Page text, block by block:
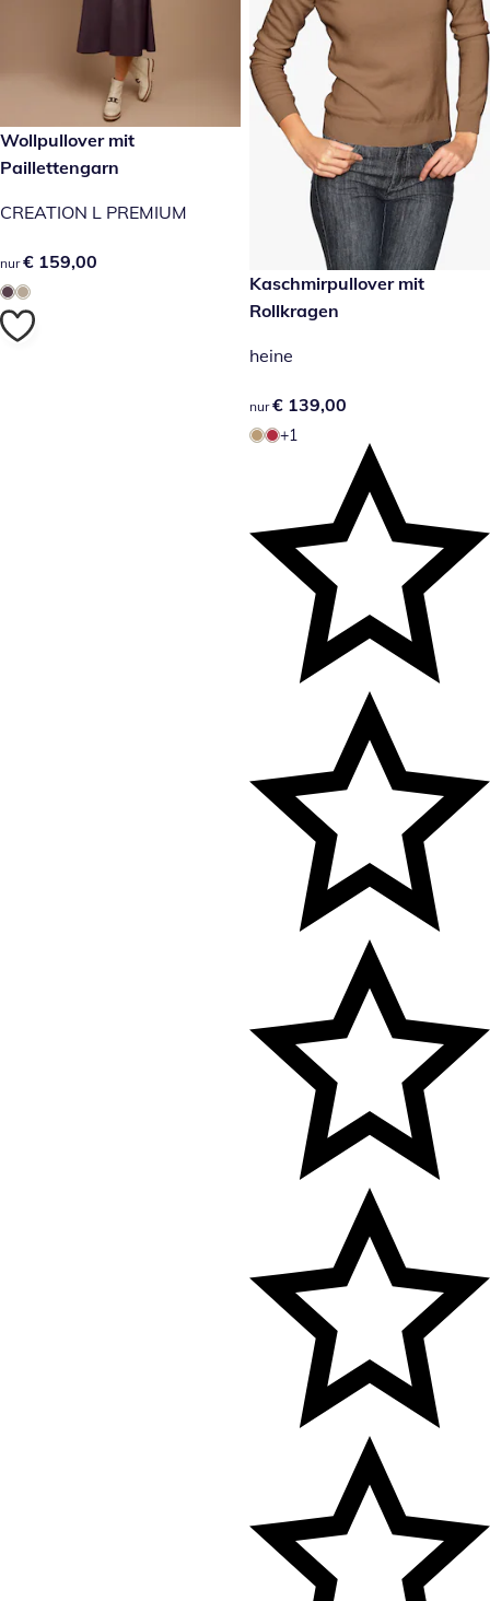
€ 159,00
Wollpullover mit
Paillettengarn
CREATION L PREMIUM
€ 159,00
nur € 159,00
€ 139,00
Kaschmirpullover mit
Rollkragen
heine
€ 139,00
nur € 139,00
+1